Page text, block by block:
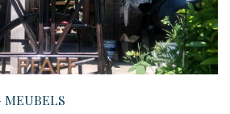
MEUBELS